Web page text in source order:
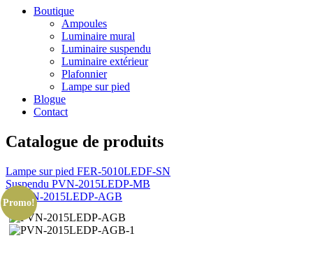
Boutique
Ampoules
Luminaire mural
Luminaire suspendu
Luminaire extérieur
Plafonnier
Lampe sur pied
Blogue
Contact
Catalogue de produits
Navigation
de
l'article
Lampe sur pied FER-5010LEDF-SN
Suspendu PVN-2015LEDP-MB
Promo!